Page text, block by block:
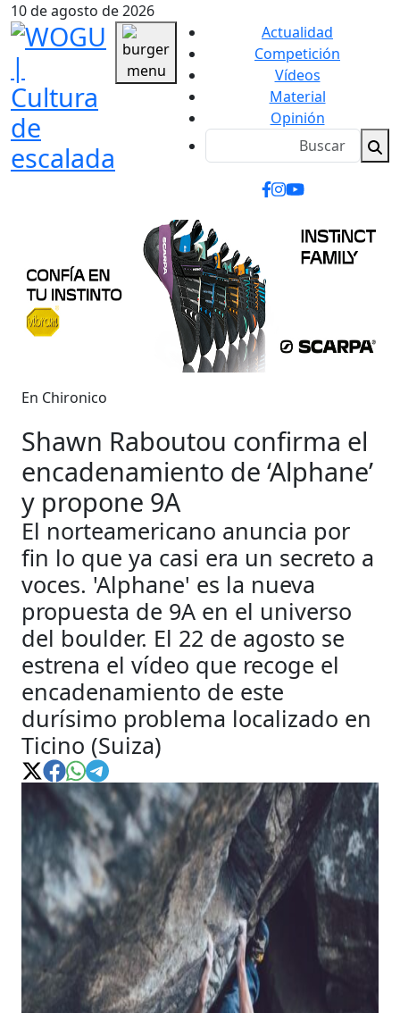
10 de agosto de 2026
Actualidad
Competición
Vídeos
Material
Opinión
En Chironico
Shawn Raboutou confirma el
encadenamiento de ‘Alphane’
y propone 9A
El norteamericano anuncia por
fin lo que ya casi era un secreto a
voces. 'Alphane' es la nueva
propuesta de 9A en el universo
del boulder. El 22 de agosto se
estrena el vídeo que recoge el
encadenamiento de este
durísimo problema localizado en
Ticino (Suiza)